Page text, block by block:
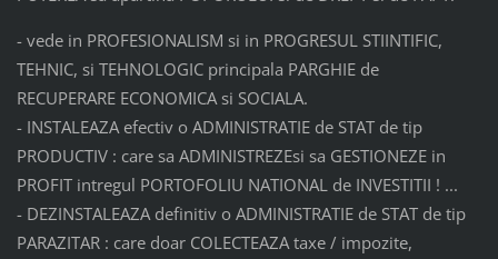
- vede in PROFESIONALISM si in PROGRESUL STIINTIFIC,
TEHNIC, si TEHNOLOGIC principala PARGHIE de
RECUPERARE ECONOMICA si SOCIALA.
- INSTALEAZA efectiv o ADMINISTRATIE de STAT de tip
PRODUCTIV : care sa ADMINISTREZEsi sa GESTIONEZE in
PROFIT intregul PORTOFOLIU NATIONAL de INVESTITII ! ...
- DEZINSTALEAZA definitiv o ADMINISTRATIE de STAT de tip
PARAZITAR : care doar COLECTEAZA taxe / impozite,